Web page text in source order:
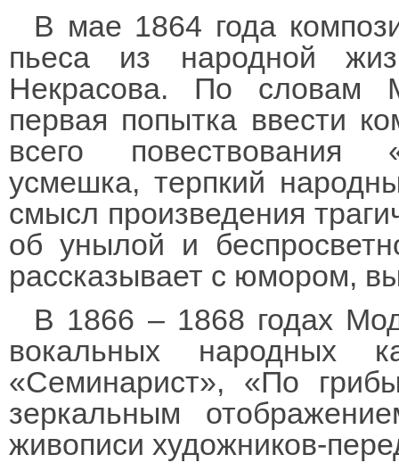
В мае 1864 года
пьеса из народной
Некрасова. По словам
первая попытка ввести
всего повествования
усмешка, терпкий
смысл произведения
об унылой и
рассказывает с юмором,
В 1866 – 1868 годах
вокальных народных
«Семинарист», «По
зеркальным
живописи художников-